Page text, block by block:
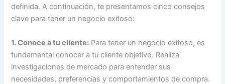
definida. A continuación, te presentamos cinco consejos
clave para tener un negocio exitoso:
1. Conoce a tu cliente: Para tener un negocio exitoso, es
fundamental conocer a tu cliente objetivo. Realiza
investigaciones de mercado para entender sus
necesidades, preferencias y comportamientos de compra.